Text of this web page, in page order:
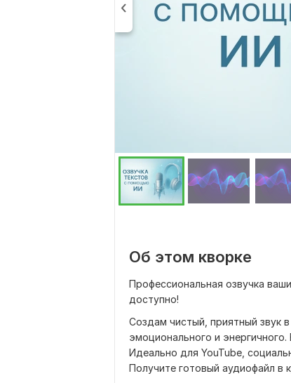
Об этом кворке
Профессиональная озвучка
доступно!
Создам чистый, приятный звук
эмоционального и
Идеально для YouTube,
Получите готовый аудиофайл в